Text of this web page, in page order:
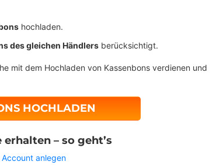
hochladen.
des gleichen Händlers berücksichtigt.
mit dem Hochladen von Kassenbons verdienen und
HOCHLADEN
– so geht’s
anlegen